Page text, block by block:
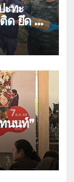
ะทะ
ด ยึด 2
นนท์”
ราย ดัน
ยม